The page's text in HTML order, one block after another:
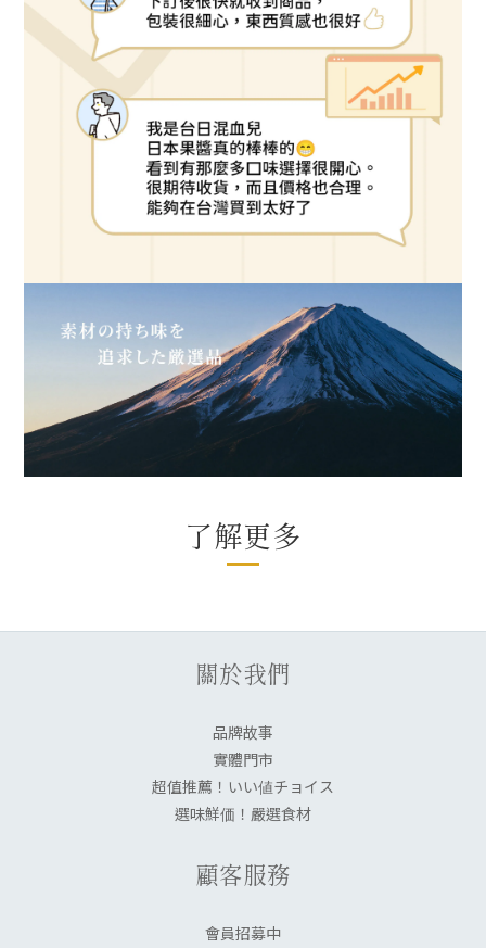
了解更多
關於我們
品牌故事
實體門市
超值推薦！いい値チョイス
選味鮮価！嚴選食材
顧客服務
會員招募中